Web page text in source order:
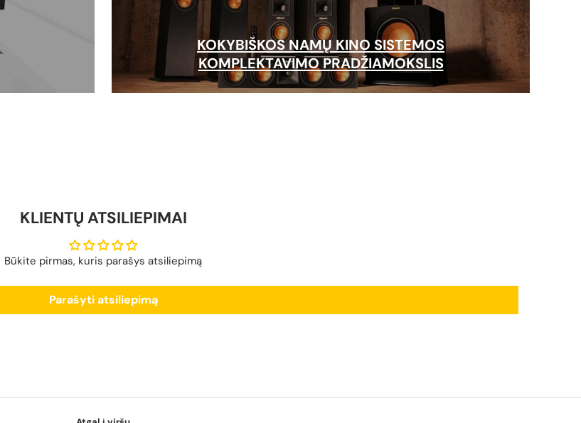
KOKYBIŠKOS NAMŲ KINO SISTEMOS
KOMPLEKTAVIMO PRADŽIAMOKSLIS
KLIENTŲ ATSILIEPIMAI
Būkite pirmas, kuris parašys atsiliepimą
Parašyti atsiliepimą